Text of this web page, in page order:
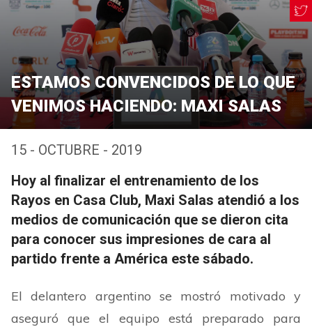
ESTAMOS CONVENCIDOS DE LO QUE
VENIMOS HACIENDO: MAXI SALAS
15 - OCTUBRE - 2019
Hoy al finalizar el entrenamiento de los
Rayos en Casa Club, Maxi Salas atendió a los
medios de comunicación que se dieron cita
para conocer sus impresiones de cara al
partido frente a América este sábado.
El delantero argentino se mostró motivado y
aseguró que el equipo está preparado para